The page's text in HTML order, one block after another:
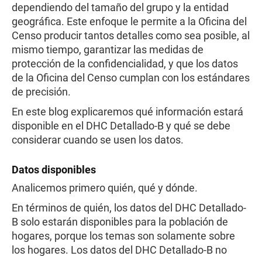
dependiendo del tamaño del grupo y la entidad
geográfica. Este enfoque le permite a la Oficina del
Censo producir tantos detalles como sea posible, al
mismo tiempo, garantizar las medidas de
protección de la confidencialidad, y que los datos
de la Oficina del Censo cumplan con los estándares
de precisión.
En este blog explicaremos qué información estará
disponible en el DHC Detallado-B y qué se debe
considerar cuando se usen los datos.
Datos disponibles
Analicemos primero quién, qué y dónde.
En términos de quién, los datos del DHC Detallado-
B solo estarán disponibles para la población de
hogares, porque los temas son solamente sobre
los hogares. Los datos del DHC Detallado-B no